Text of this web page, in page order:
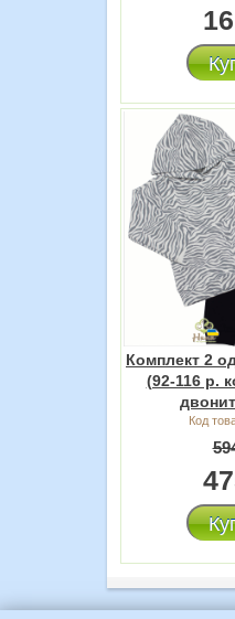
Комплект 2
(92-116 р.
Код